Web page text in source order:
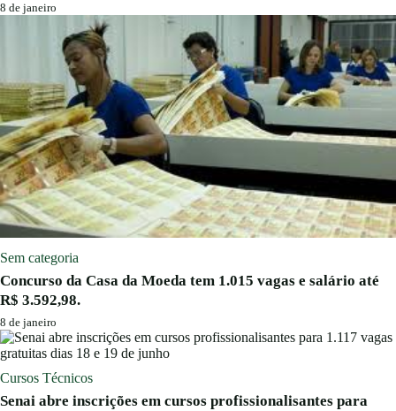
8 de janeiro
Sem categoria
Concurso da Casa da Moeda tem 1.015 vagas e salário até
R$ 3.592,98.
8 de janeiro
Cursos Técnicos
Senai abre inscrições em cursos profissionalisantes para